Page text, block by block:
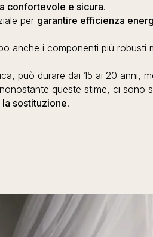
confortevole e sicura.
per garantire efficienza
anche i componenti più robusti
può durare dai 15 ai 20 anni,
queste stime, ci sono
sostituzione.